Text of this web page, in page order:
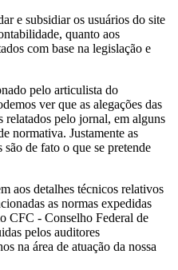
e subsidiar os usuários do site
quanto aos
com base na legislação e
pelo articulista do
ver que as alegações das
relatados pelo jornal, em alguns
normativa. Justamente as
de fato o que se pretende
aos detalhes técnicos relativos
as normas expedidas
CFC - Conselho Federal de
pelos auditores
na área de atuação da nossa